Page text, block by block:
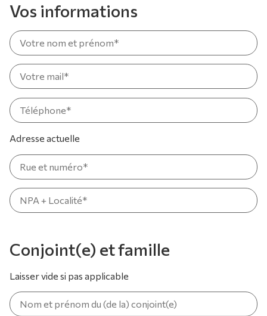
Vos informations
Adresse actuelle
Conjoint(e) et famille
Laisser vide si pas applicable